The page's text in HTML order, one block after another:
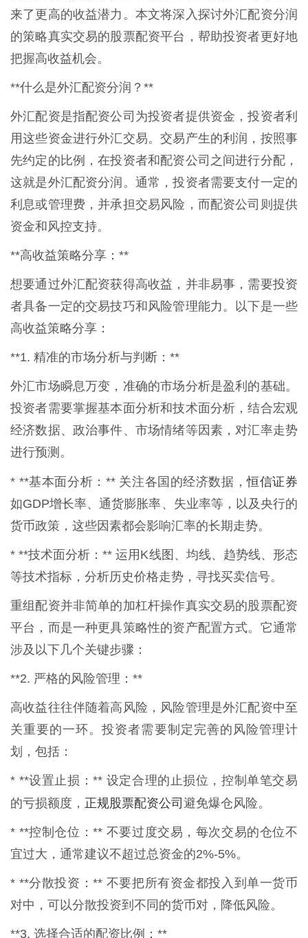
来了更高的收益潜力。本文将深入探讨外汇配资分润
的策略真实交易的股票配资平台，帮助投资者更好地
把握高收益机会。
**什么是外汇配资分润？**
外汇配资是指配资公司为投资者提供资金，投资者利
用这些资金进行外汇交易。交易产生的利润，按照事
先约定的比例，在投资者和配资公司之间进行分配，
这就是外汇配资分润。通常，投资者需要支付一定的
利息或管理费，并承担交易风险，而配资公司则提供
资金和风控支持。
**高收益策略分享：**
想要通过外汇配资获得高收益，并非易事，需要投资
者具备一定的交易技巧和风险管理能力。以下是一些
高收益策略分享：
**1. 精准的市场分析与判断：**
外汇市场瞬息万变，准确的市场分析是盈利的基础。
投资者需要掌握基本面分析和技术面分析，结合宏观
经济数据、政治事件、市场情绪等因素，对汇率走势
进行预测。
* **基本面分析：** 关注各国的经济数据，恒信证券
如GDP增长率、通货膨胀率、失业率等，以及央行的
货币政策，这些因素都会影响汇率的长期走势。
* **技术面分析：** 运用K线图、均线、趋势线、形态
等技术指标，分析历史价格走势，寻找买卖信号。
重组配资并非简单的加杠杆操作真实交易的股票配资
平台，而是一种更具策略性的资产配置方式。它通常
涉及以下几个关键步骤：
**2. 严格的风险管理：**
高收益往往伴随着高风险，风险管理是外汇配资中至
关重要的一环。投资者需要制定完善的风险管理计
划，包括：
* **设置止损：** 设定合理的止损位，控制单笔交易
的亏损额度， 正规股票配资公司避免爆仓风险。
* **控制仓位：** 不要过度交易，每次交易的仓位不
宜过大，通常建议不超过总资金的2%-5%。
* **分散投资：** 不要把所有资金都投入到单一货币
对中，可以分散投资到不同的货币对，降低风险。
**3. 选择合适的配资比例：**